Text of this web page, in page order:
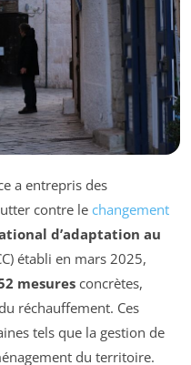
a entrepris des
contre le changement
d’adaptation au
établi en mars 2025,
mesures concrètes,
réchauffement. Ces
tels que la gestion de
du territoire.